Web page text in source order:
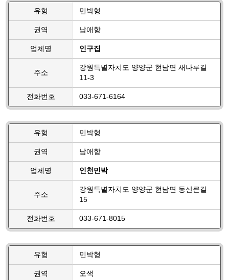
유형 민박형
권역 남애항
업체명 인구집
주소
강원특별자치도 양양군 현남면 새나루길
11-3
전화번호 033-671-6164
유형 민박형
권역 남애항
업체명 인천민박
주소
강원특별자치도 양양군 현남면 동산큰길
15
전화번호 033-671-8015
유형 민박형
권역 오색